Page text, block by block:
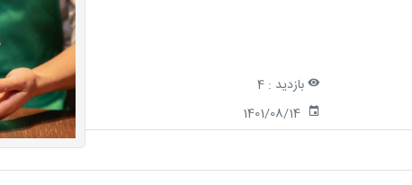
بازدید : 4
1401/08/14